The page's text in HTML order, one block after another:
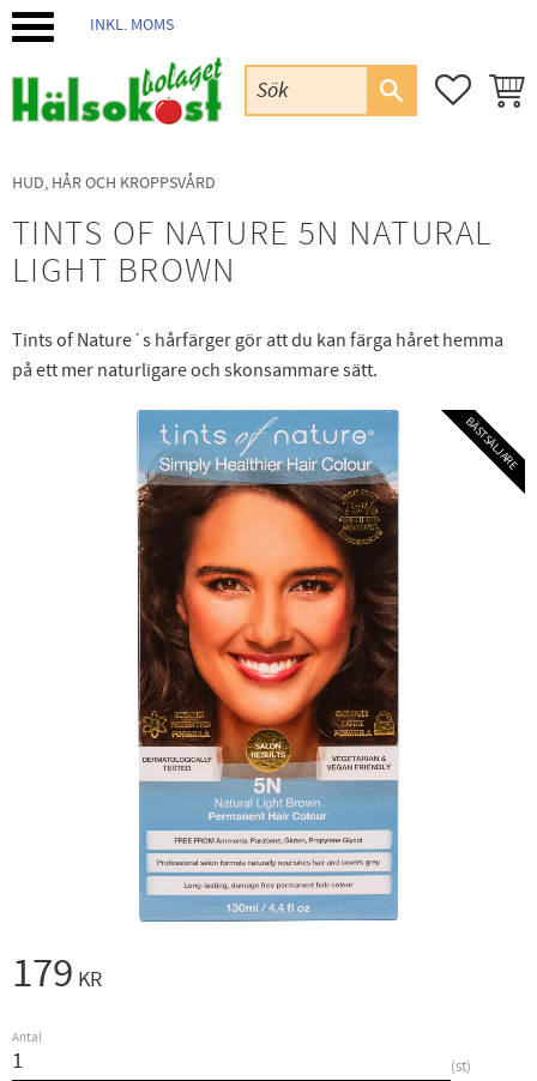
INKL. MOMS
HUD, HÅR OCH KROPPSVÅRD
TINTS OF NATURE 5N NATURAL
LIGHT BROWN
Tints of Nature´s hårfärger gör att du kan färga håret hemma
på ett mer naturligare och skonsammare sätt.
BÄSTSÄLJARE
179 KR
Antal
st